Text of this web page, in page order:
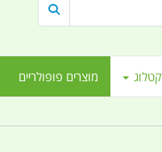
קטלוג מוצרים פופולריים